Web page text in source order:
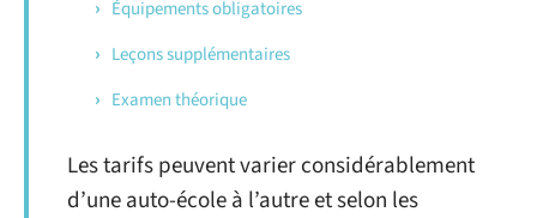
Équipements obligatoires
Leçons supplémentaires
Examen théorique
Les tarifs peuvent varier considérablement
d’une auto-école à l’autre et selon les